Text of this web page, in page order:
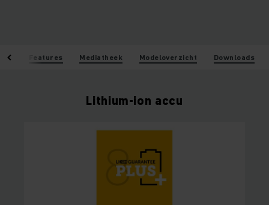
Features Mediatheek Modeloverzicht Downloads
Lithium-ion accu